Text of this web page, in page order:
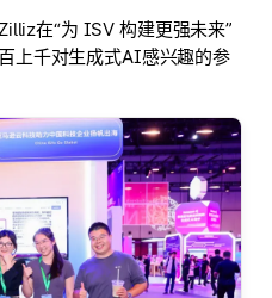
在“为 ISV 构建更强未来”
上千对生成式AI感兴趣的参